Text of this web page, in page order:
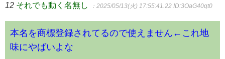
12 それでも動く名無し ：2025/05/13(火) 17:55:41.22 ID:3OaG40qt0
本名を商標登録されてるので使えません←これ地
味にやばいよな